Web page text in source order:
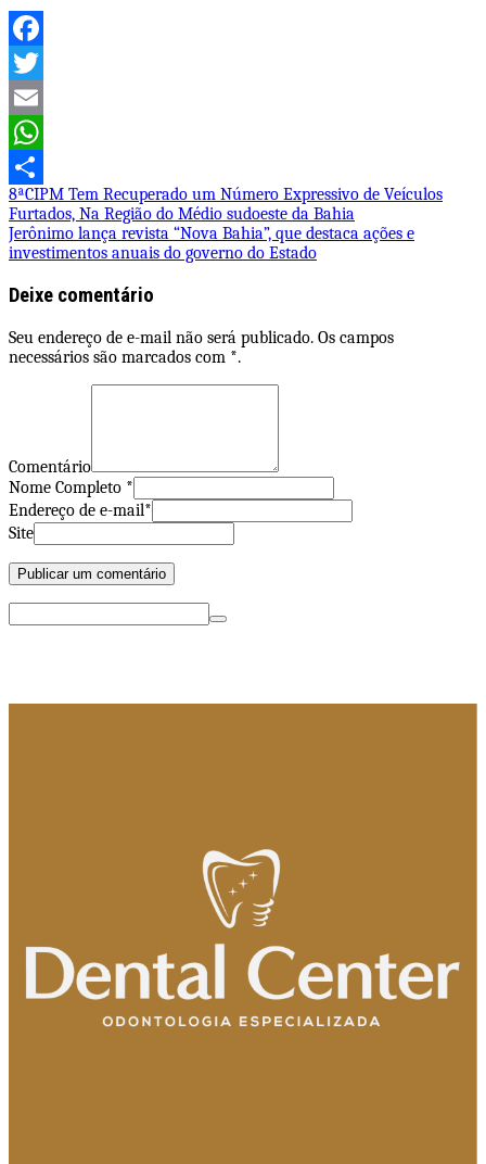
Facebook
Twitter
Email
WhatsApp
Share
Navegação
de
Post
8ªCIPM Tem Recuperado um Número Expressivo de Veículos
Furtados, Na Região do Médio sudoeste da Bahia
Jerônimo lança revista “Nova Bahia”, que destaca ações e
investimentos anuais do governo do Estado
Deixe comentário
Seu endereço de e-mail não será publicado. Os campos
necessários são marcados com *.
Comentário
Nome Completo *
Endereço de e-mail*
Site
por: